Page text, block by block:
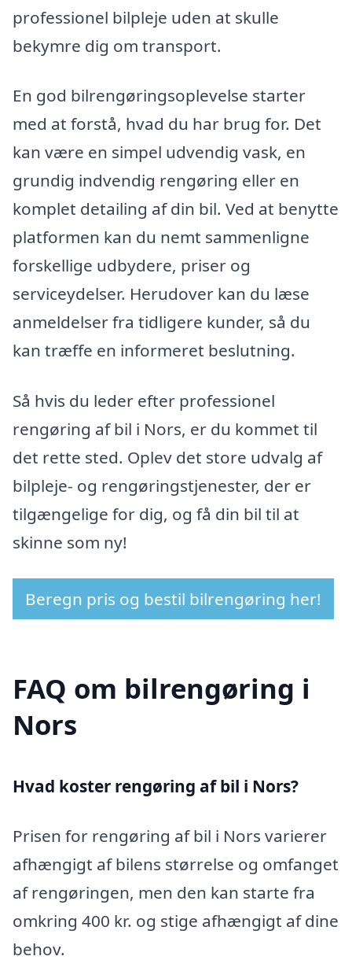
professionel bilpleje uden at skulle
bekymre dig om transport.
En god bilrengøringsoplevelse starter
med at forstå, hvad du har brug for. Det
kan være en simpel udvendig vask, en
grundig indvendig rengøring eller en
komplet detailing af din bil. Ved at benytte
platformen kan du nemt sammenligne
forskellige udbydere, priser og
serviceydelser. Herudover kan du læse
anmeldelser fra tidligere kunder, så du
kan træffe en informeret beslutning.
Så hvis du leder efter professionel
rengøring af bil i Nors, er du kommet til
det rette sted. Oplev det store udvalg af
bilpleje- og rengøringstjenester, der er
tilgængelige for dig, og få din bil til at
skinne som ny!
Beregn pris og bestil bilrengøring her!
FAQ om bilrengøring i
Nors
Hvad koster rengøring af bil i Nors?
Prisen for rengøring af bil i Nors varierer
afhængigt af bilens størrelse og omfanget
af rengøringen, men den kan starte fra
omkring 400 kr. og stige afhængigt af dine
behov.